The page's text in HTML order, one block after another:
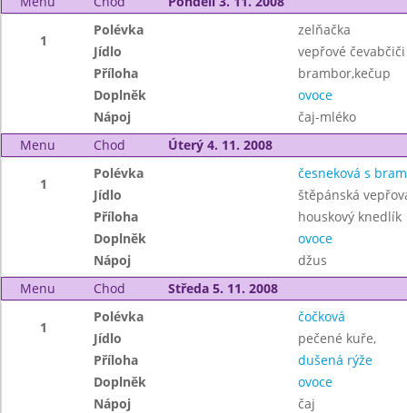
1
Polévka
zelňačka
Jídlo
vepřové čevabčiči
Příloha
brambor,kečup
Doplněk
ovoce
Nápoj
čaj-mléko
Menu
Chod Úterý 4. 11. 2008
1
Polévka
česneková s
Jídlo
štěpánská
Příloha
houskový knedlík
Doplněk
ovoce
Nápoj
džus
Menu
Chod Středa 5. 11. 2008
1
Polévka
čočková
Jídlo
pečené kuře,
Příloha
dušená rýže
Doplněk
ovoce
Nápoj
čaj